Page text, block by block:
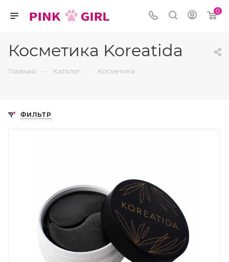
0
Косметика Koreatida
Главная — Каталог — Косметика
ФИЛЬТР